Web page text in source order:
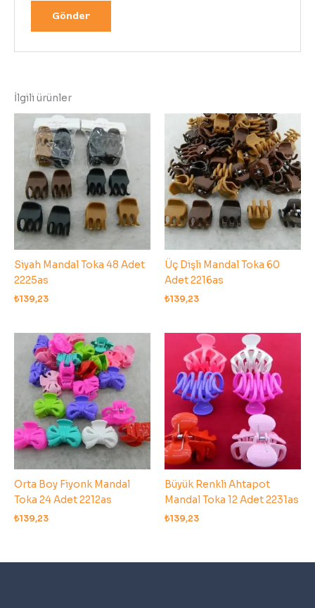
İlgili ürünler
Siyah Mandal Toka 48 Adet
2225as
₺139,23
Üç Dişli Mandal Toka 60
Adet 2216as
₺139,23
Orta Boy Fiyonk Mandal
Toka 24 Adet 2212as
₺139,23
Büyük Renkli Ahtapot
Mandal Toka 12 Adet 2231as
₺139,23